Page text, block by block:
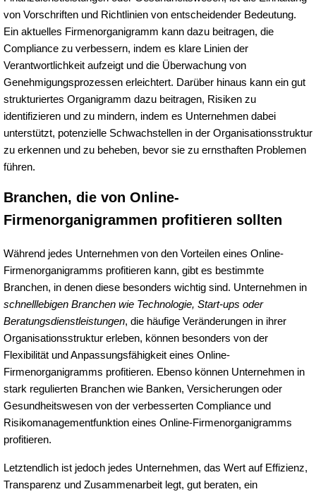
von Vorschriften und Richtlinien von entscheidender Bedeutung.
Ein aktuelles Firmenorganigramm kann dazu beitragen, die
Compliance zu verbessern, indem es klare Linien der
Verantwortlichkeit aufzeigt und die Überwachung von
Genehmigungsprozessen erleichtert. Darüber hinaus kann ein gut
strukturiertes Organigramm dazu beitragen, Risiken zu
identifizieren und zu mindern, indem es Unternehmen dabei
unterstützt, potenzielle Schwachstellen in der Organisationsstruktur
zu erkennen und zu beheben, bevor sie zu ernsthaften Problemen
führen.
Branchen, die von Online-
Firmenorganigrammen profitieren sollten
Während jedes Unternehmen von den Vorteilen eines Online-
Firmenorganigramms profitieren kann, gibt es bestimmte
Branchen, in denen diese besonders wichtig sind. Unternehmen in
schnelllebigen Branchen wie Technologie, Start-ups oder
Beratungsdienstleistungen, die häufige Veränderungen in ihrer
Organisationsstruktur erleben, können besonders von der
Flexibilität und Anpassungsfähigkeit eines Online-
Firmenorganigramms profitieren. Ebenso können Unternehmen in
stark regulierten Branchen wie Banken, Versicherungen oder
Gesundheitswesen von der verbesserten Compliance und
Risikomanagementfunktion eines Online-Firmenorganigramms
profitieren.
Letztendlich ist jedoch jedes Unternehmen, das Wert auf Effizienz,
Transparenz und Zusammenarbeit legt, gut beraten, ein